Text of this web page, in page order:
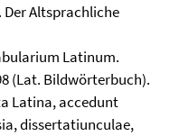
Der Altsprachliche
Latinum.
(Lat. Bildwörterbuch).
Latina, accedunt
dissertatiunculae,